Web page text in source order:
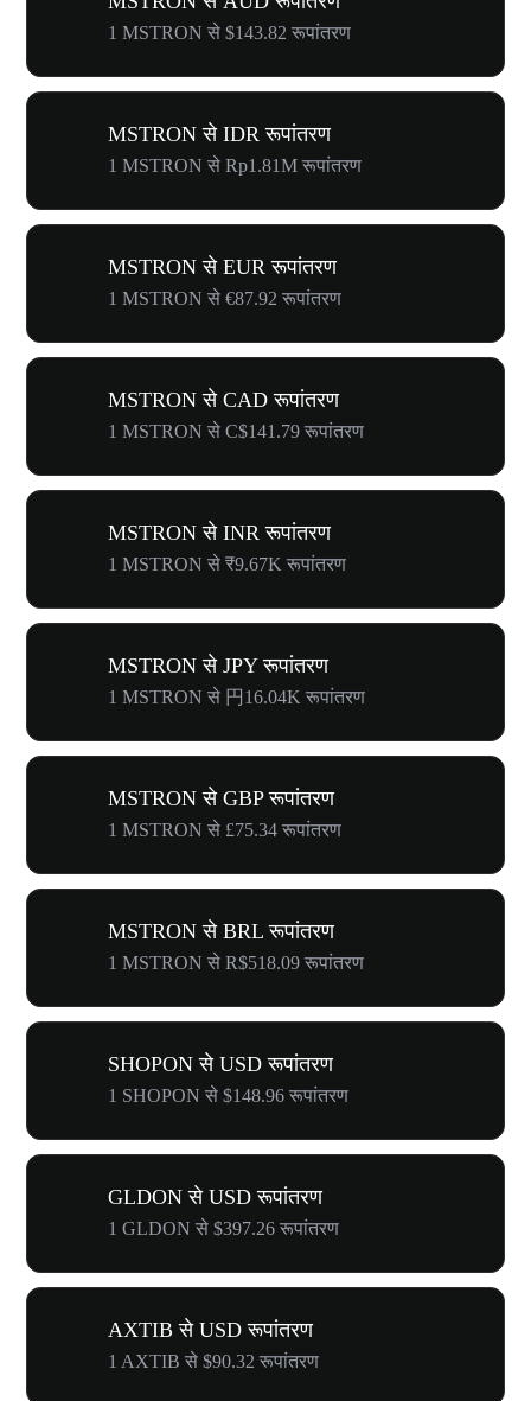
1 MSTRON से $143.82 रूपांतरण
MSTRON से IDR रूपांतरण
1 MSTRON से Rp1.81M रूपांतरण
MSTRON से EUR रूपांतरण
1 MSTRON से €87.92 रूपांतरण
MSTRON से CAD रूपांतरण
1 MSTRON से C$141.79 रूपांतरण
MSTRON से INR रूपांतरण
1 MSTRON से ₹9.67K रूपांतरण
MSTRON से JPY रूपांतरण
1 MSTRON से 円16.04K रूपांतरण
MSTRON से GBP रूपांतरण
1 MSTRON से £75.34 रूपांतरण
MSTRON से BRL रूपांतरण
1 MSTRON से R$518.09 रूपांतरण
SHOPON से USD रूपांतरण
1 SHOPON से $148.96 रूपांतरण
GLDON से USD रूपांतरण
1 GLDON से $397.26 रूपांतरण
AXTIB से USD रूपांतरण
1 AXTIB से $90.32 रूपांतरण